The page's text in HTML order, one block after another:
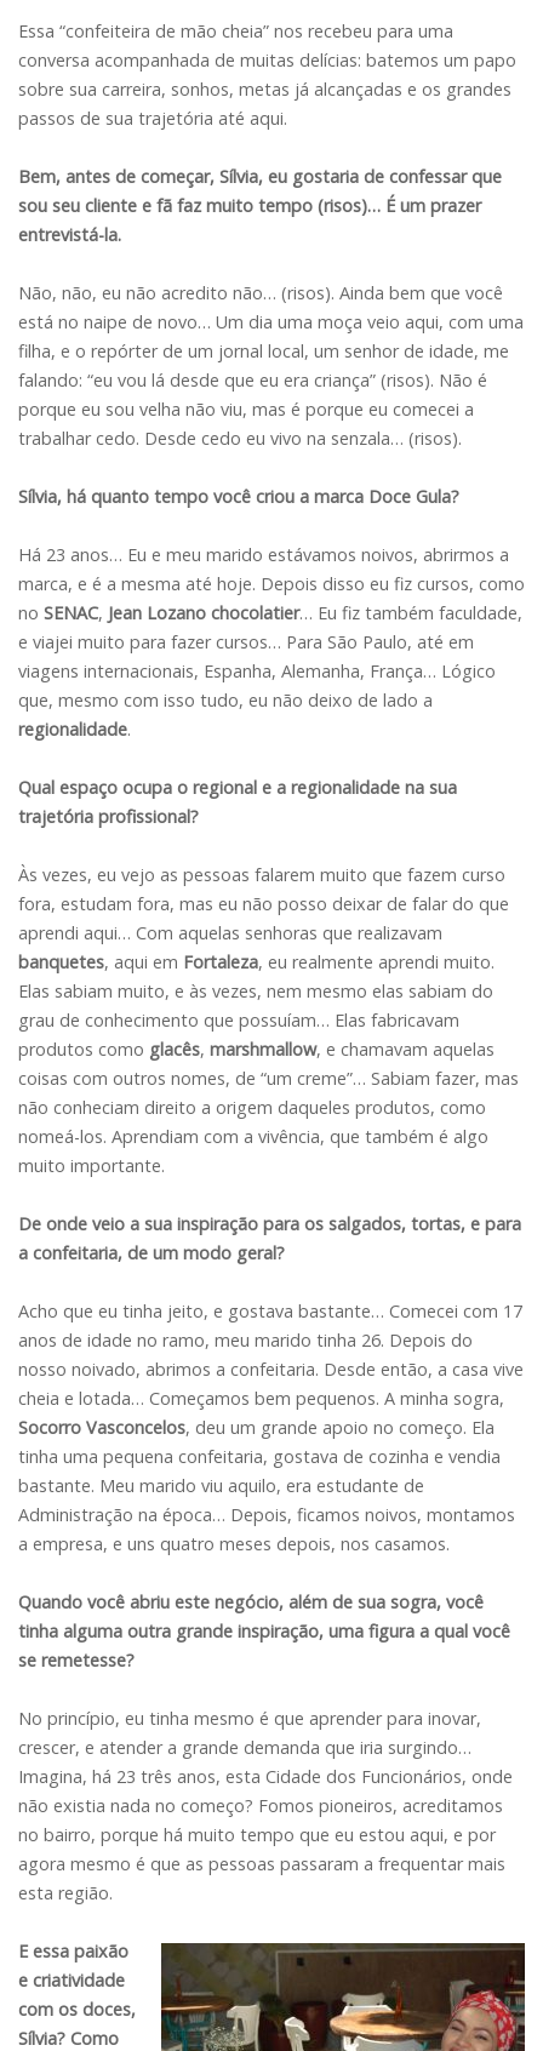
Essa “confeiteira de mão cheia” nos recebeu para uma
conversa acompanhada de muitas delícias: batemos um papo
sobre sua carreira, sonhos, metas já alcançadas e os grandes
passos de sua trajetória até aqui.
Bem, antes de começar, Sílvia, eu gostaria de confessar que
sou seu cliente e fã faz muito tempo (risos)… É um prazer
entrevistá-la.
Não, não, eu não acredito não… (risos). Ainda bem que você
está no naipe de novo… Um dia uma moça veio aqui, com uma
filha, e o repórter de um jornal local, um senhor de idade, me
falando: “eu vou lá desde que eu era criança” (risos). Não é
porque eu sou velha não viu, mas é porque eu comecei a
trabalhar cedo. Desde cedo eu vivo na senzala… (risos).
Sílvia, há quanto tempo você criou a marca Doce Gula?
Há 23 anos… Eu e meu marido estávamos noivos, abrirmos a
marca, e é a mesma até hoje. Depois disso eu fiz cursos, como
no SENAC, Jean Lozano chocolatier… Eu fiz também faculdade,
e viajei muito para fazer cursos… Para São Paulo, até em
viagens internacionais, Espanha, Alemanha, França… Lógico
que, mesmo com isso tudo, eu não deixo de lado a
regionalidade.
Qual espaço ocupa o regional e a regionalidade na sua
trajetória profissional?
Às vezes, eu vejo as pessoas falarem muito que fazem curso
fora, estudam fora, mas eu não posso deixar de falar do que
aprendi aqui… Com aquelas senhoras que realizavam
banquetes, aqui em Fortaleza, eu realmente aprendi muito.
Elas sabiam muito, e às vezes, nem mesmo elas sabiam do
grau de conhecimento que possuíam… Elas fabricavam
produtos como glacês, marshmallow, e chamavam aquelas
coisas com outros nomes, de “um creme”… Sabiam fazer, mas
não conheciam direito a origem daqueles produtos, como
nomeá-los. Aprendiam com a vivência, que também é algo
muito importante.
De onde veio a sua inspiração para os salgados, tortas, e para
a confeitaria, de um modo geral?
Acho que eu tinha jeito, e gostava bastante… Comecei com 17
anos de idade no ramo, meu marido tinha 26. Depois do
nosso noivado, abrimos a confeitaria. Desde então, a casa vive
cheia e lotada… Começamos bem pequenos. A minha sogra,
Socorro Vasconcelos, deu um grande apoio no começo. Ela
tinha uma pequena confeitaria, gostava de cozinha e vendia
bastante. Meu marido viu aquilo, era estudante de
Administração na época… Depois, ficamos noivos, montamos
a empresa, e uns quatro meses depois, nos casamos.
Quando você abriu este negócio, além de sua sogra, você
tinha alguma outra grande inspiração, uma figura a qual você
se remetesse?
No princípio, eu tinha mesmo é que aprender para inovar,
crescer, e atender a grande demanda que iria surgindo…
Imagina, há 23 três anos, esta Cidade dos Funcionários, onde
não existia nada no começo? Fomos pioneiros, acreditamos
no bairro, porque há muito tempo que eu estou aqui, e por
agora mesmo é que as pessoas passaram a frequentar mais
esta região.
E essa paixão
e criatividade
com os doces,
Sílvia? Como